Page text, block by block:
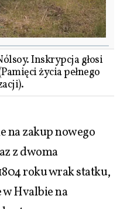
Inskrypcja głosi
życia pełnego
na zakup nowego
z dwoma
roku wrak statku,
Hvalbie na